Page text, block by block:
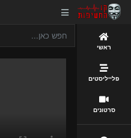
ראשי
פלייליסטים
סרטונים